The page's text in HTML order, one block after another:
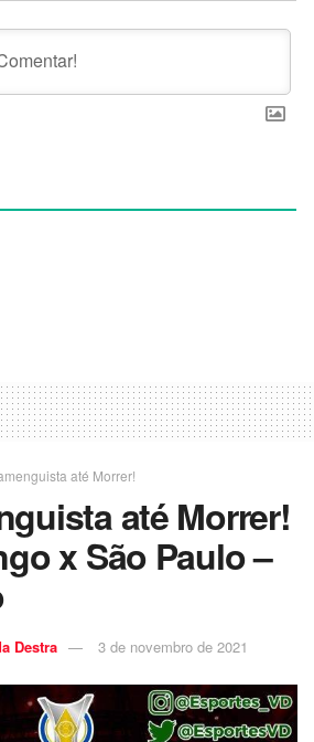
até Morrer!
até Morrer!
x São Paulo –
Destra 3 de novembro de 2021